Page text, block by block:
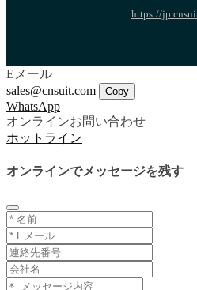
https://
Eメール
sales@cnsuit.com
Copy
WhatsApp
オンラインお問い合わせ
ホットライン
オンラインでメッセージを残す